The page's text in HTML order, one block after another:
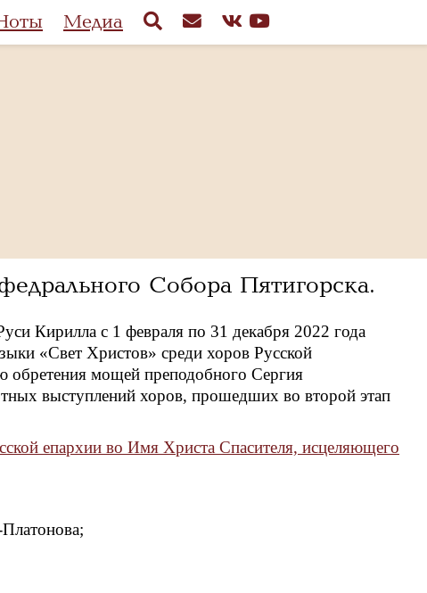
Медиа
Собора Пятигорска.
Кирилла с 1 февраля по 31 декабря 2022 года
«Свет Христов» среди хоров Русской
обретения мощей преподобного Сергия
выступлений хоров, прошедших во второй этап
епархии во Имя Христа Спасителя, исцеляющего